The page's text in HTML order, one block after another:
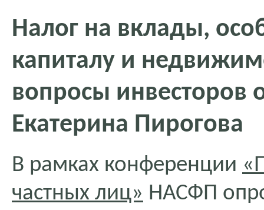
Налог на вклады,
капиталу и
вопросы инвесторов
Екатерина Пирогова
В рамках конференции
частных лиц» НАСФП